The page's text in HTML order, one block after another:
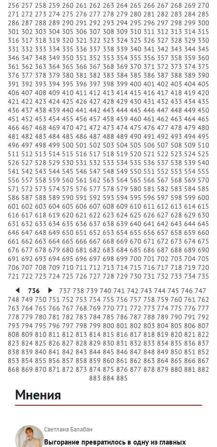
256 257 258 259 260 261 262 263 264 265 266 267 268 269 270
271 272 273 274 275 276 277 278 279 280 281 282 283 284 285
286 287 288 289 290 291 292 293 294 295 296 297 298 299 300
301 302 303 304 305 306 307 308 309 310 311 312 313 314 315
316 317 318 319 320 321 322 323 324 325 326 327 328 329 330
331 332 333 334 335 336 337 338 339 340 341 342 343 344 345
346 347 348 349 350 351 352 353 354 355 356 357 358 359 360
361 362 363 364 365 366 367 368 369 370 371 372 373 374 375
376 377 378 379 380 381 382 383 384 385 386 387 388 389 390
391 392 393 394 395 396 397 398 399 400 401 402 403 404 405
406 407 408 409 410 411 412 413 414 415 416 417 418 419 420
421 422 423 424 425 426 427 428 429 430 431 432 433 434 435
436 437 438 439 440 441 442 443 444 445 446 447 448 449 450
451 452 453 454 455 456 457 458 459 460 461 462 463 464 465
466 467 468 469 470 471 472 473 474 475 476 477 478 479 480
481 482 483 484 485 486 487 488 489 490 491 492 493 494 495
496 497 498 499 500 501 502 503 504 505 506 507 508 509 510
511 512 513 514 515 516 517 518 519 520 521 522 523 524 525
526 527 528 529 530 531 532 533 534 535 536 537 538 539 540
541 542 543 544 545 546 547 548 549 550 551 552 553 554 555
556 557 558 559 560 561 562 563 564 565 566 567 568 569 570
571 572 573 574 575 576 577 578 579 580 581 582 583 584 585
586 587 588 589 590 591 592 593 594 595 596 597 598 599 600
601 602 603 604 605 606 607 608 609 610 611 612 613 614 615
616 617 618 619 620 621 622 623 624 625 626 627 628 629 630
631 632 633 634 635 636 637 638 639 640 641 642 643 644 645
646 647 648 649 650 651 652 653 654 655 656 657 658 659 660
661 662 663 664 665 666 667 668 669 670 671 672 673 674 675
676 677 678 679 680 681 682 683 684 685 686 687 688 689 690
691 692 693 694 695 696 697 698 699 700 701 702 703 704 705
706 707 708 709 710 711 712 713 714 715 716 717 718 719 720
721 722 723 724 725 726 727 728 729 730 731 732 733 734 735
736
737 738 739 740 741 742 743 744 745 746 747
748 749 750 751 752 753 754 755 756 757 758 759 760 761 762
763 764 765 766 767 768 769 770 771 772 773 774 775 776 777
778 779 780 781 782 783 784 785 786 787 788 789 790 791 792
793 794 795 796 797 798 799 800 801 802 803 804 805 806 807
808 809 810 811 812 813 814 815 816 817 818 819 820 821 822
823 824 825 826 827 828 829 830 831 832 833 834 835 836 837
838 839 840 841 842 843 844 845 846 847 848 849 850 851 852
853 854 855 856 857 858 859 860 861 862 863 864 865 866 867
868 869 870 871 872 873 874 875 876 877 878 879 880 881 882
883 884 885
Мнения
Светлана Балабан
Выгорание превратилось в одну из главных